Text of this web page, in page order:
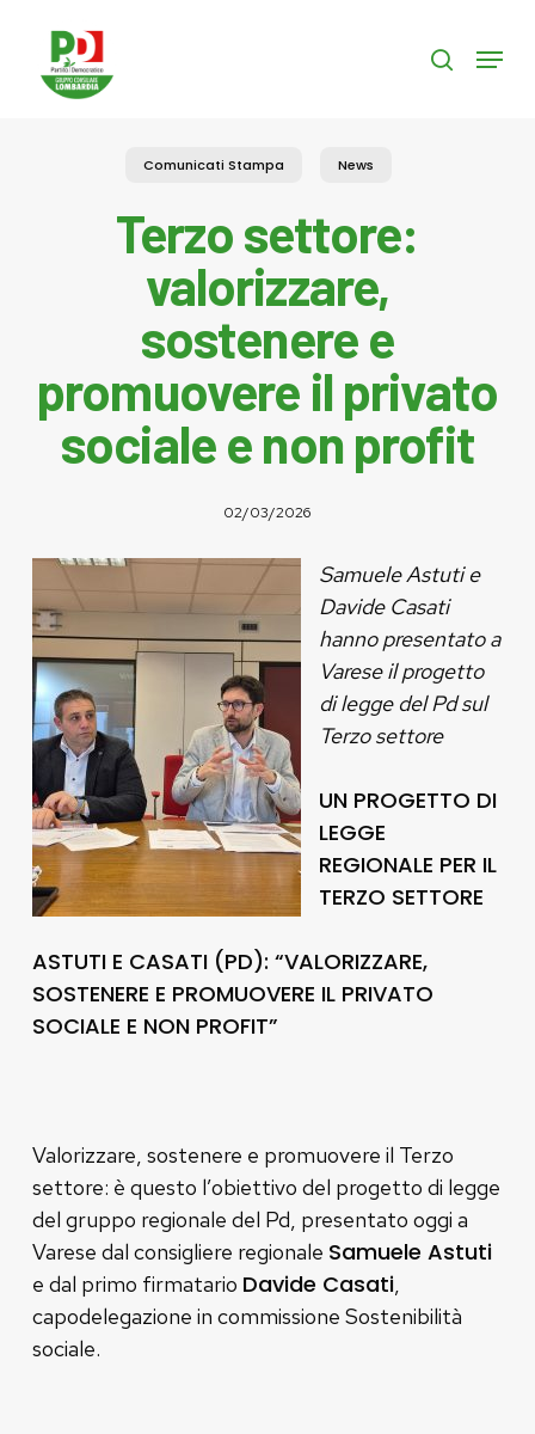
content
search
Menu
Comunicati Stampa News
Terzo settore:
valorizzare,
sostenere e
promuovere il privato
sociale e non profit
02/03/2026
Samuele Astuti e
Davide Casati
hanno presentato a
Varese il progetto
di legge del Pd sul
Terzo settore
UN PROGETTO DI
LEGGE
REGIONALE PER IL
TERZO SETTORE
ASTUTI E CASATI (PD): “VALORIZZARE,
SOSTENERE E PROMUOVERE IL PRIVATO
SOCIALE E NON PROFIT”
Valorizzare, sostenere e promuovere il Terzo
settore: è questo l’obiettivo del progetto di legge
del gruppo regionale del Pd, presentato oggi a
Varese dal consigliere regionale Samuele Astuti
e dal primo firmatario Davide Casati,
capodelegazione in commissione Sostenibilità
sociale.